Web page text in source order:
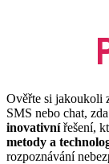
Ověřte si jakoukoli
SMS nebo chat,
inovativnířešení,
metody a
rozpoznávání